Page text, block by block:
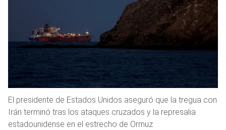
El presidente de Estados Unidos aseguró que la tregua con
Irán terminó tras los ataques cruzados y la represalia
estadounidense en el estrecho de Ormuz.